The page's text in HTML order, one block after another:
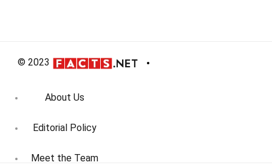
© 2023
About Us
Editorial Policy
Meet the Team